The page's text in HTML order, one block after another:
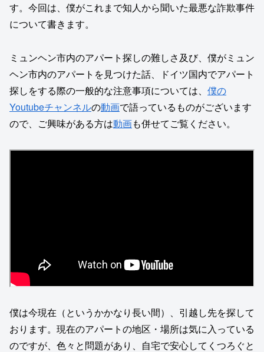
す。今回は、僕がこれまで知人から聞いた最悪な詐欺事件
について書きます。
ミュンヘン市内のアパート探しの難しさ及び、僕がミュン
ヘン市内のアパートを見つけた話、ドイツ国内でアパート
探しをする際の一般的な注意事項については、 僕の
Youtubeチャンネルの動画で語っているものがございます
ので、ご興味がある方は動画も併せてご覧ください。
僕は今現在（というかかなり長い間）、引越し先を探して
おります。現在のアパートの地区・場所は気に入っている
のですが、色々と問題があり、自宅で安心してくつろぐと